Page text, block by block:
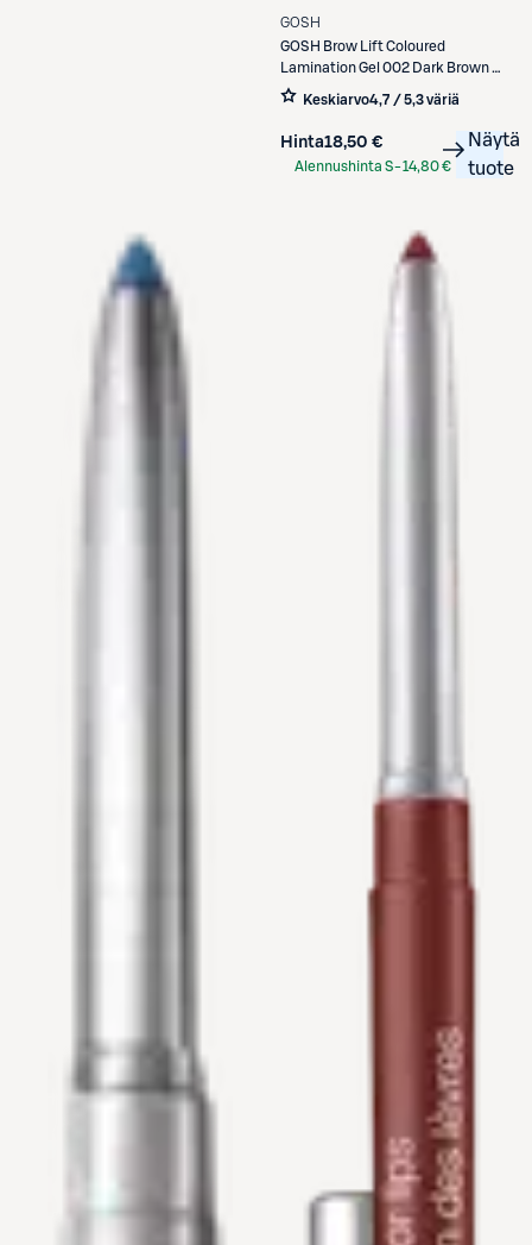
GOSH
GOSH Brow Lift Coloured
Lamination Gel 002 Dark Brown -
kulmageeli 6ml
Keskiarvo4,7 / 5,3 väriä
Hinta18,50 €
Alennushinta S-14,80 €
Näytä
tuote